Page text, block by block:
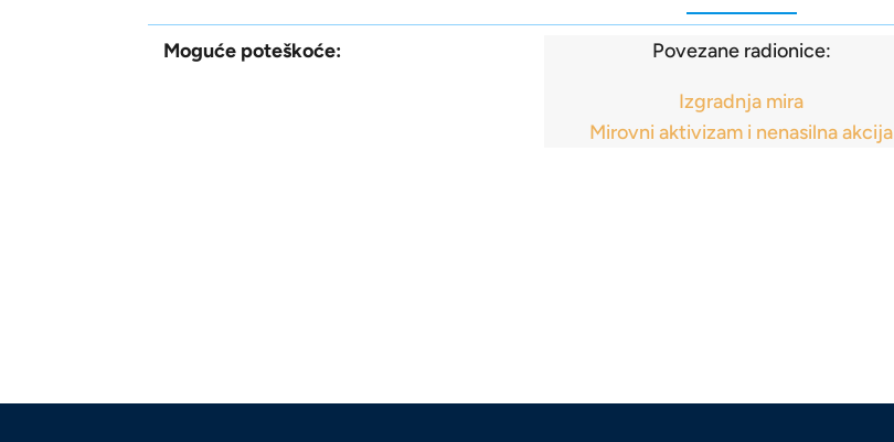
Moguće poteškoće: Povezane radionice:
Izgradnja mira
Mirovni aktivizam i nenasilna akcija